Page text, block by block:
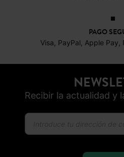
PAGO
Visa, PayPal, Apple
Recibir la actualidad y